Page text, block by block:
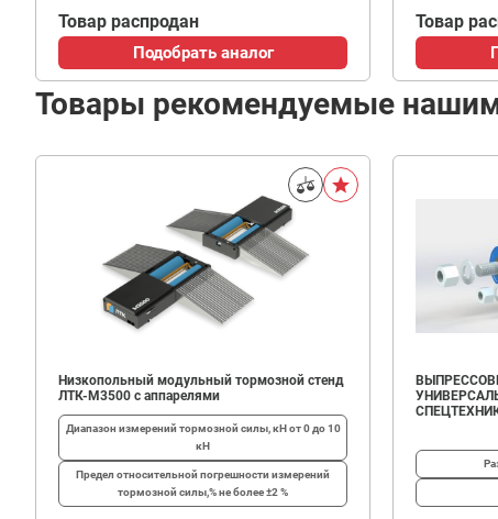
Товар распродан
Подобрать аналог
Товар
Товары рекомендуемые
Низкопольный модульный тормозной стенд
ЛТК-М3500 с аппарелями
Диапазон измерений тормозной силы, кНот 0 до 10
кН
Предел относительной погрешности измерений
тормозной силы,%не более ±2 %